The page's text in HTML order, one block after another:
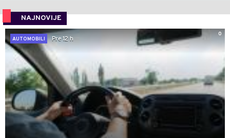
NAJNOVIJE
0
AUTOMOBILI
Pre 12 h